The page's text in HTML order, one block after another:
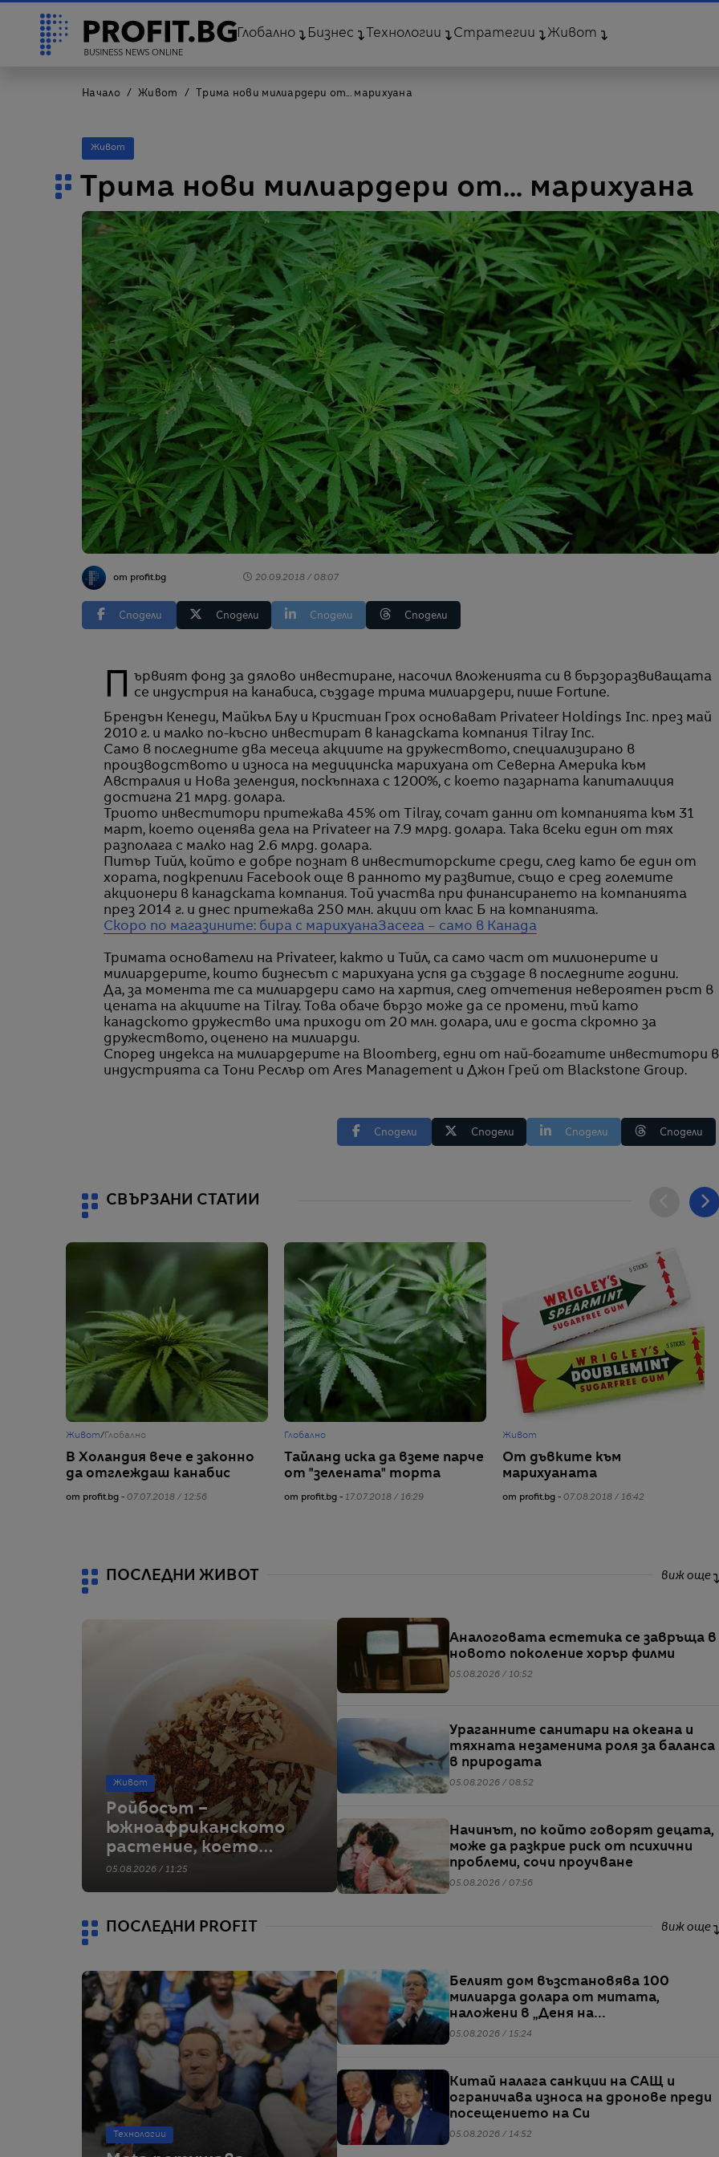
Глобално Бизнес Технологии Стратегии Живот
Начало Живот Трима нови милиардери от... марихуана
Живот
Трима нови милиардери от... марихуана
от profit.bg 20.09.2018 / 08:07
Сподели Сподели Сподели Сподели
Първият фонд за дялово инвестиране, насочил вложенията си в бързоразвиващата
се индустрия на канабиса, създаде трима милиардери, пише Fortune.
Брендън Кенеди, Майкъл Блу и Кристиан Грох основават Privateer Holdings Inc. през май
2010 г. и малко по-късно инвестират в канадската компания Tilray Inc.
Само в последните два месеца акциите на дружеството, специализирано в
производството и износа на медицинска марихуана от Северна Америка към
Австралия и Нова зелендия, поскъпнаха с 1200%, с което пазарната капиталиция
достигна 21 млрд. долара.
Триото инвеститори притежава 45% от Tilray, сочат данни от компанията към 31
март, което оценява дела на Privateer на 7.9 млрд. долара. Така всеки един от тях
разполага с малко над 2.6 млрд. долара.
Питър Тийл, който е добре познат в инвеститорските среди, след като бе един от
хората, подкрепили Facebook още в ранното му развитие, също е сред големите
акционери в канадската компания. Той участва при финансирането на компанията
през 2014 г. и днес притежава 250 млн. акции от клас Б на компанията.
Скоро по магазините: бира с марихуанаЗасега – само в Канада
Тримата основатели на Privateer, както и Тийл, са само част от милионерите и
милиардерите, които бизнесът с марихуана успя да създаде в последните години.
Да, за момента те са милиардери само на хартия, след отчетения невероятен ръст в
цената на акциите на Tilray. Това обаче бързо може да се промени, тъй като
канадското дружество има приходи от 20 млн. долара, или е доста скромно за
дружеството, оценено на милиарди.
Според индекса на милиардерите на Bloomberg, едни от най-богатите инвеститори в
индустрията са Тони Реслър от Ares Management и Джон Грей от Blackstone Group.
Сподели Сподели Сподели Сподели
СВЪРЗАНИ СТАТИИ
Живот/Глобално
В Холандия вече е законно
да отглеждаш канабис
от profit.bg - 07.07.2018 / 12:56
Глобално
Тайланд иска да вземе парче
от "зелената" торта
от profit.bg - 17.07.2018 / 16:29
Живот
От дъвките към
марихуаната
от profit.bg - 07.08.2018 / 16:42
ПОСЛЕДНИ ЖИВОТ виж още
Живот
Ройбосът –
южноафриканското
растение, което
покори света на чая
05.08.2026 / 11:25
Аналоговата естетика се завръща в
новото поколение хорър филми
05.08.2026 / 10:52
Ураганните санитари на океана и
тяхната незаменима роля за баланса
в природата
05.08.2026 / 08:52
Начинът, по който говорят децата,
може да разкрие риск от психични
проблеми, сочи проучване
05.08.2026 / 07:56
ПОСЛЕДНИ PROFIT виж още
Технологии
Белият дом възстановява 100
милиарда долара от митата,
наложени в „Деня на
освобождението“
05.08.2026 / 15:24
Китай налага санкции на САЩ и
ограничава износа на дронове преди
посещението на Си
05.08.2026 / 14:52